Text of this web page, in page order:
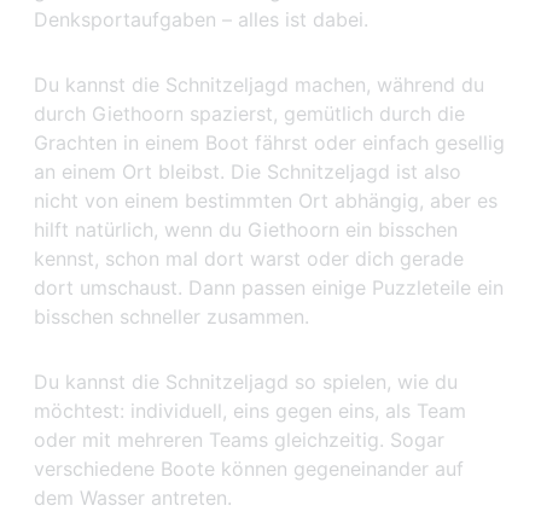
Denksportaufgaben – alles ist dabei.
Du kannst die Schnitzeljagd machen, während du
durch Giethoorn spazierst, gemütlich durch die
Grachten in einem Boot fährst oder einfach gesellig
an einem Ort bleibst. Die Schnitzeljagd ist also
nicht von einem bestimmten Ort abhängig, aber es
hilft natürlich, wenn du Giethoorn ein bisschen
kennst, schon mal dort warst oder dich gerade
dort umschaust. Dann passen einige Puzzleteile ein
bisschen schneller zusammen.
Du kannst die Schnitzeljagd so spielen, wie du
möchtest: individuell, eins gegen eins, als Team
oder mit mehreren Teams gleichzeitig. Sogar
verschiedene Boote können gegeneinander auf
dem Wasser antreten.